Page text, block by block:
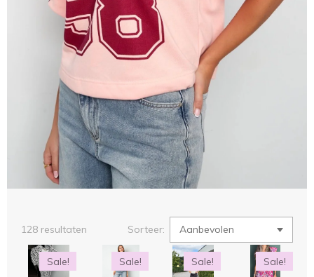
128 resultaten Sorteer:
Sale! Sale! Sale! Sale!